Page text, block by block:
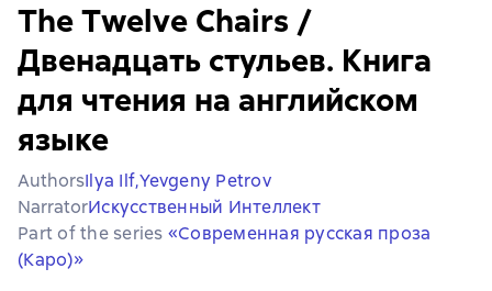
The Twelve Chairs /
Двенадцать стульев. Книга
для чтения на английском
языке
AuthorsIlya Ilf,Yevgeny Petrov
NarratorИскусственный Интеллект
Part of the series «Современная русская проза
(Каро)»